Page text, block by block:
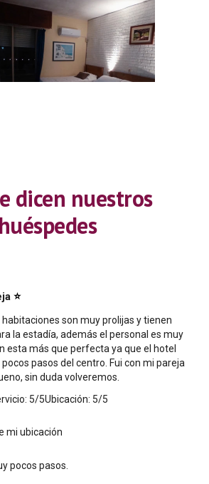
dicen nuestros
huéspedes
⭐
habitaciones son muy prolijas y tienen
la estadía, además el personal es muy
esta más que perfecta ya que el hotel
pasos del centro. Fui con mi pareja
sin duda volveremos.
5/5Ubicación: 5/5
mi ubicación
pocos pasos.